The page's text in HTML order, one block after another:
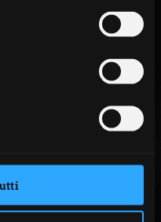
sui rub fatti in casa